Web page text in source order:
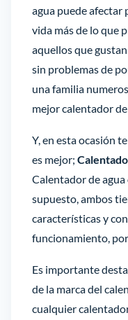
agua puede afectar
vida más de lo que
aquellos que
sin problemas de
una familia
mejor calentador de
Y, en esta ocasión
es mejor;
Calentador de
supuesto, ambos
características y
funcionamiento,
Es importante
de la marca del
cualquier